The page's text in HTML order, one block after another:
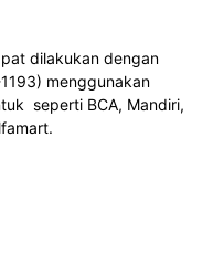
dilakukan dengan
menggunakan
seperti BCA, Mandiri,